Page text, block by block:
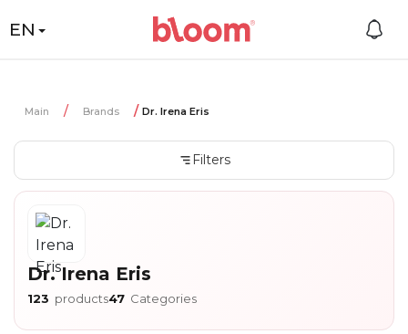
EN
Main Brands Dr. Irena Eris
Filters
Dr. Irena Eris
123 products47 Categories